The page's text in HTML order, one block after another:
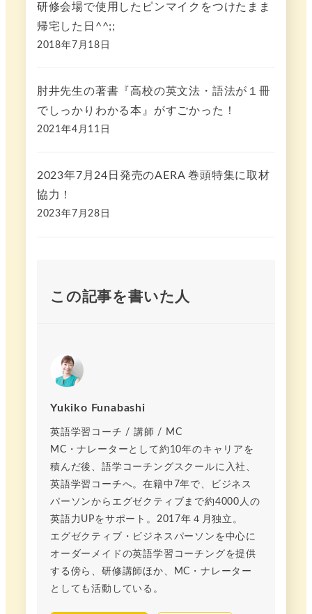
研修会場で使用したピンマイクをつけたまま
帰宅した日^^;;
2018年7月18日
肘井先生の著書『高校の英文法・語法が１冊
でしっかりわかる本』がすごかった！
2021年4月11日
2023年7月24日発売のAERA 巻頭特集に取材
協力！
2023年7月28日
この記事を書いた人
Yukiko Funabashi
英語学習コーチ / 講師 / MC
MC・ナレーターとして約10年のキャリアを
積んだ後、語学コーチングスクールに入社、
英語学習コーチへ。在籍中7年で、ビジネス
パーソンからエグゼクティブまで約4000人の
英語力UPをサポート。2017年４月独立。
エグゼクティブ・ビジネスパーソンを中心に
オーダーメイドの英語学習コーチングを提供
する傍ら、研修講師ほか、MC・ナレーター
としても活動している。